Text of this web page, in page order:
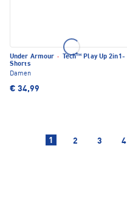
Under Armour ·
Tech™ Play Up 2in1-
Shorts
Damen
€ 34,99
1 2 3 4